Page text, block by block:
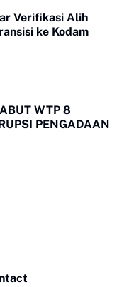
Verifikasi Alih
ke Kodam
WTP 8
PENGADAAN